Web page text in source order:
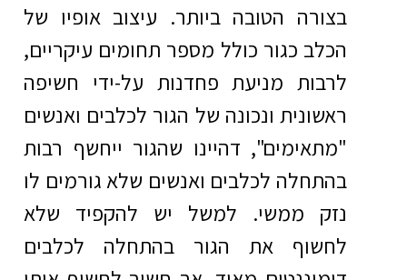
בצורה הטובה ביותר. עיצוב אופיו של
הכלב כגור כולל מספר תחומים עיקריים,
לרבות מניעת פחדנות על-ידי חשיפה
ראשונית ונכונה של הגור לכלבים ואנשים
"מתאימים", דהיינו שהגור ייחשף רבות
בהתחלה לכלבים ואנשים שלא גורמים לו
נזק ממשי. למשל יש להקפיד שלא
לחשוף את הגור בהתחלה לכלבים